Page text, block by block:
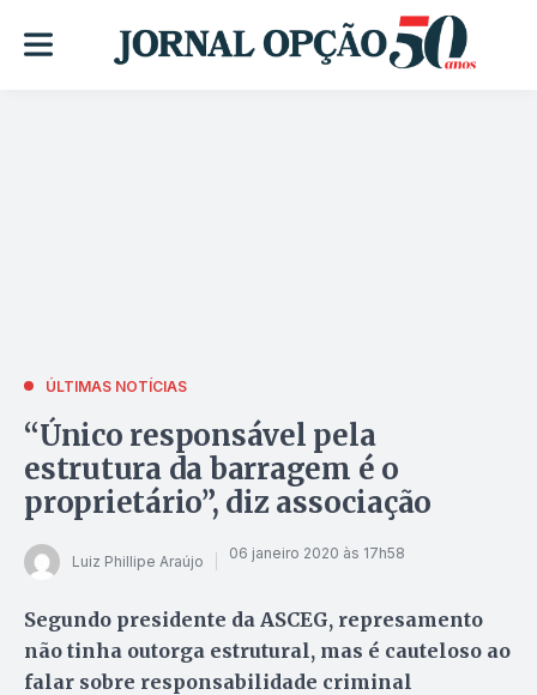
ÚLTIMAS NOTÍCIAS
“Único responsável pela
estrutura da barragem é o
proprietário”, diz associação
Luiz Phillipe Araújo 06 janeiro 2020 às 17h58
Segundo presidente da ASCEG, represamento
não tinha outorga estrutural, mas é cauteloso ao
falar sobre responsabilidade criminal